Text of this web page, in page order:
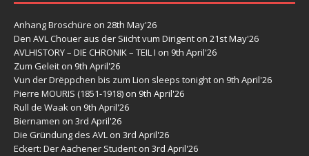
Anhang Broschüre on 28th May'26
Den AVL Chouer aus der Siicht vum Dirigent on 21st May'26
AVLHISTORY – DIE CHRONIK – TEIL I on 9th April'26
Zum Geleit on 9th April'26
Vun der Drëppchen bis zum Lion sleeps tonight on 9th April'26
Pierre MOURIS (1851-1918) on 9th April'26
Rull de Waak on 9th April'26
Biernamen on 3rd April'26
Die Gründung des AVL on 3rd April'26
Eckert: Der Aachener Student on 3rd April'26